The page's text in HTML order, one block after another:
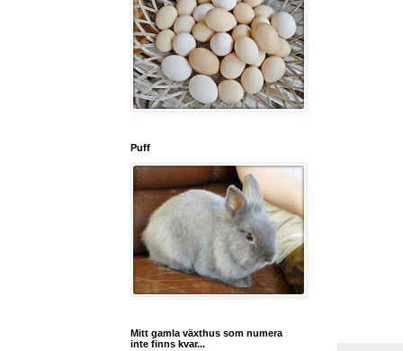
Puff
Mitt gamla växthus som numera
inte finns kvar...